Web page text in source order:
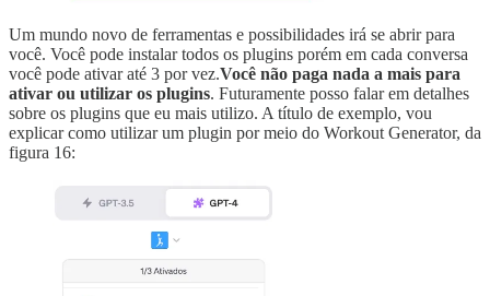
Um mundo novo de ferramentas e possibilidades irá se abrir para
você. Você pode instalar todos os plugins porém em cada conversa
você pode ativar até 3 por vez.Você não paga nada a mais para
ativar ou utilizar os plugins. Futuramente posso falar em detalhes
sobre os plugins que eu mais utilizo. A título de exemplo, vou
explicar como utilizar um plugin por meio do Workout Generator, da
figura 16: